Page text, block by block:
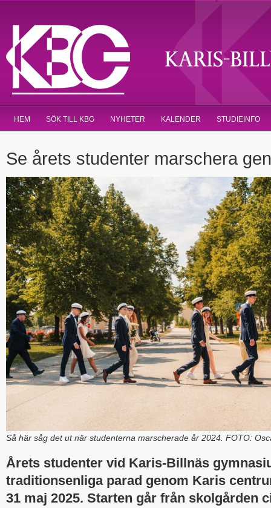
HEM SÖK TILL KBG NYHETER KALENDER STUDIEINFO
Se årets studenter marschera
Så här såg det ut när studenterna marscherade år 2024. FOTO:
Årets studenter vid Karis-Billnäs
traditionsenliga parad genom Karis
31 maj 2025. Starten går från skolgården